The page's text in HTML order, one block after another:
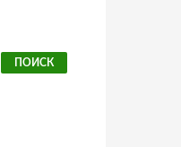
ПОИСК